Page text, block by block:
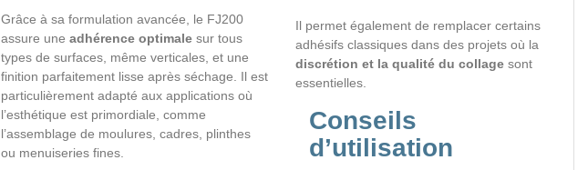
Grâce à sa formulation avancée, le FJ200
assure une adhérence optimale sur tous
types de surfaces, même verticales, et une
finition parfaitement lisse après séchage. Il est
particulièrement adapté aux applications où
l’esthétique est primordiale, comme
l’assemblage de moulures, cadres, plinthes
ou menuiseries fines.
Il permet également de remplacer certains
adhésifs classiques dans des projets où la
discrétion et la qualité du collage sont
essentielles.
Conseils
d’utilisation